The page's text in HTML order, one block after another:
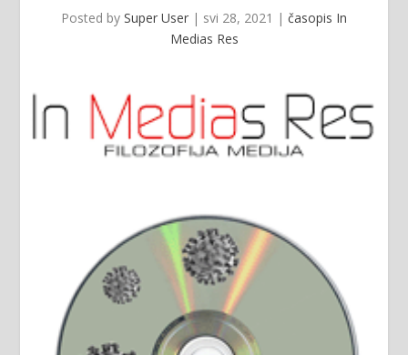
Posted by Super User | svi 28, 2021 | časopis In
Medias Res